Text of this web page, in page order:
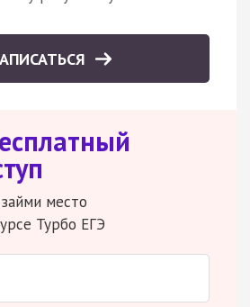
место
Турбо ЕГЭ